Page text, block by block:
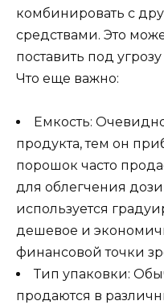
комбинировать с
средствами. Это
поставить под
Что еще важно:
Емкость:
продукта, тем он
порошок часто
для облегчения
используется
дешевое и
финансовой точки
Тип упаковки:
продаются в